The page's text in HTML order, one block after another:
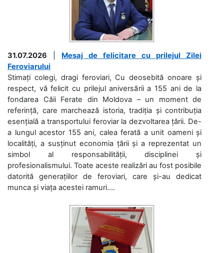
31.07.2026
Mesaj de felicitare cu prilejul Zilei
Feroviarului
Stimați colegi, dragi feroviari, Cu deosebită onoare și
respect, vă felicit cu prilejul aniversării a 155 ani de la
fondarea Căii Ferate din Moldova – un moment de
referință, care marchează istoria, tradiția și contribuția
esențială a transportului feroviar la dezvoltarea țării. De-
a lungul acestor 155 ani, calea ferată a unit oameni și
localități, a susținut economia țării și a reprezentat un
simbol al responsabilității, disciplinei și
profesionalismului. Toate aceste realizări au fost posibile
datorită generațiilor de feroviari, care și-au dedicat
munca și viața acestei ramuri....